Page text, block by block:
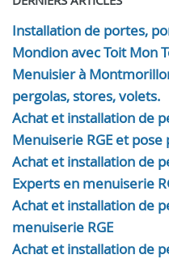
Installation de portes,
Mondion avec Toit Mon
Menuisier à
pergolas, stores, volets.
Achat et installation de
Menuiserie RGE et
Achat et installation de
Experts en menuiserie
Achat et installation de
menuiserie RGE
Achat et installation de